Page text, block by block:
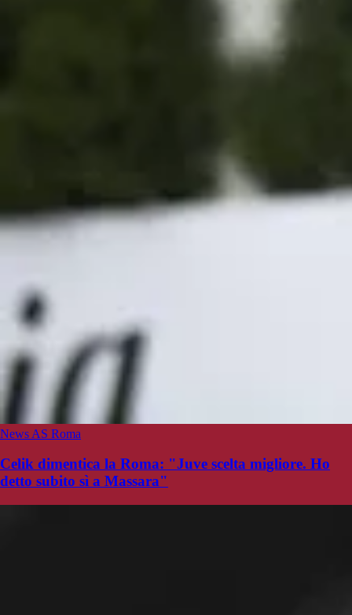
News AS Roma
Celik dimentica la Roma: "Juve scelta migliore. Ho
detto subito sì a Massara"